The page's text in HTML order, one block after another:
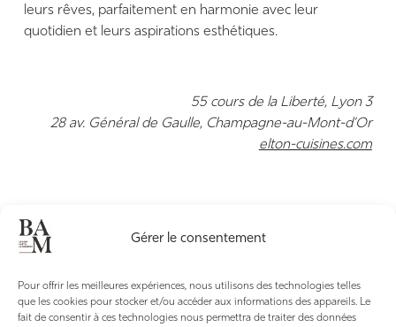
Gérer le consentement
Pour offrir les meilleures expériences, nous utilisons des technologies telles
que les cookies pour stocker et/ou accéder aux informations des appareils. Le
fait de consentir à ces technologies nous permettra de traiter des données
leurs rêves, parfaitement en harmonie avec leur
quotidien et leurs aspirations esthétiques.
55 cours de la Liberté, Lyon 3
28 av. Général de Gaulle, Champagne-au-Mont-d’Or
elton-cuisines.com